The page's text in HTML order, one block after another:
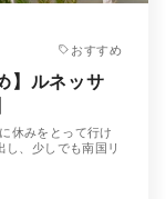
おすすめ
】ルネッサ
休みをとって行け
、少しでも南国リ